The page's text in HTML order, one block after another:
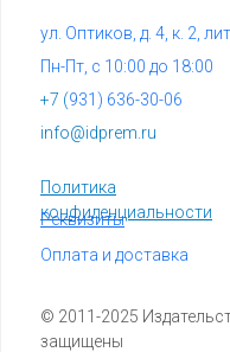
© 2011-2025
защищены
info@idprem.ru
Политика
конфиденциальности
+7 (931) 636-30-06
Реквизиты
ул. Оптиков, д. 4, к. 2,
Оплата и доставка
Пн-Пт, с 10:00 до 18:00